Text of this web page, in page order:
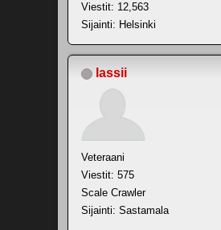
Viestit: 12,563
Sijainti: Helsinki
lassii
Veteraani
Viestit: 575
Scale Crawler
Sijainti: Sastamala